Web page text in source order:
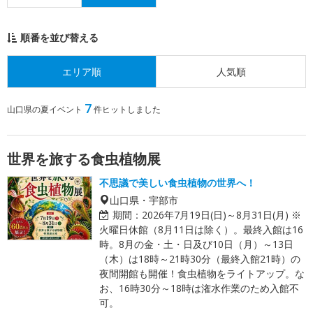
順番を並び替える
エリア順 人気順
山口県の夏イベント 7件ヒットしました
世界を旅する食虫植物展
不思議で美しい食虫植物の世界へ！
山口県・宇部市
期間： 2026年7月19日(日)～8月31日(月) ※
火曜日休館（8月11日は除く）。最終入館は16
時。8月の金・土・日及び10日（月）～13日
（木）は18時～21時30分（最終入館21時）の
夜間開館も開催！食虫植物をライトアップ。な
お、16時30分～18時は潅水作業のため入館不
可。